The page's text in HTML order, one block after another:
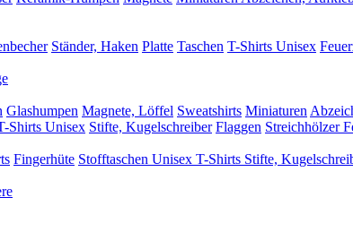
Ständer, Haken Platte Taschen T-Shirts Unisex
Glashumpen Magnete, Löffel Sweatshirts Miniaturen
Shirts Unisex Stifte, Kugelschreiber Flaggen Streichhölzer
Fingerhüte Stofftaschen Unisex T-Shirts Stifte,